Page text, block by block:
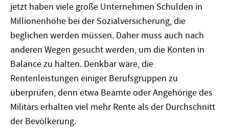
jetzt haben viele große Unternehmen Schulden in
Millionenhöhe bei der Sozialversicherung, die
beglichen werden müssen. Daher muss auch nach
anderen Wegen gesucht werden, um die Konten in
Balance zu halten. Denkbar wäre, die
Rentenleistungen einiger Berufsgruppen zu
überprüfen, denn etwa Beamte oder Angehörige des
Militärs erhalten viel mehr Rente als der Durchschnitt
der Bevölkerung.